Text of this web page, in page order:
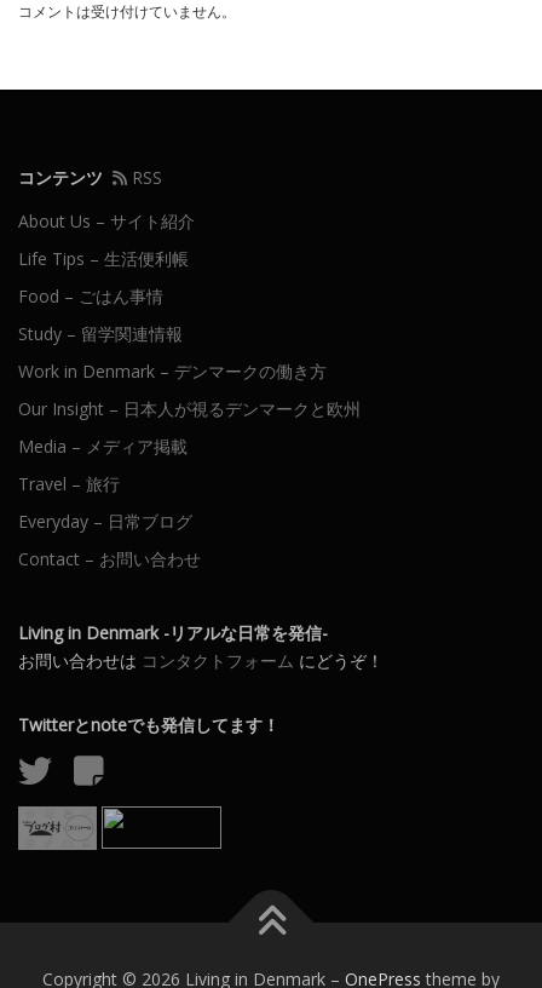
コメントは受け付けていません。
コンテンツ
RSS
About Us – サイト紹介
Life Tips – 生活便利帳
Food – ごはん事情
Study – 留学関連情報
Work in Denmark – デンマークの働き方
Our Insight – 日本人が視るデンマークと欧州
Media – メディア掲載
Travel – 旅行
Everyday – 日常ブログ
Contact – お問い合わせ
Living in Denmark -リアルな日常を発信-
お問い合わせは コンタクトフォーム にどうぞ！
Twitterとnoteでも発信してます！
Copyright © 2026 Living in Denmark – OnePress theme by